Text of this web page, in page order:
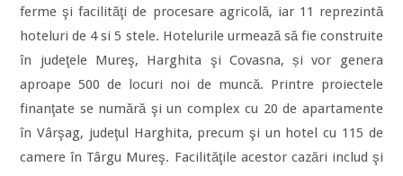
ferme şi facilităţi de procesare agricolă, iar 11 reprezintă
hoteluri de 4 si 5 stele. Hotelurile urmează să fie construite
în judeţele Mureş, Harghita şi Covasna, și vor genera
aproape 500 de locuri noi de muncă. Printre proiectele
finanţate se numără şi un complex cu 20 de apartamente
în Vârşag, judeţul Harghita, precum şi un hotel cu 115 de
camere în Târgu Mureş. Facilităţile acestor cazări includ şi